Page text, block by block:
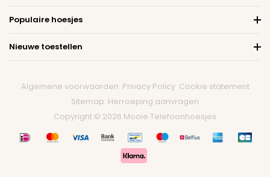
Populaire hoesjes
Nieuwe toestellen
Algemene voorwaarden Privacy Policy Cookie statement
Sitemap Herroeping aanvragen
Copyright © 2026 Mooie Telefoonhoesjes